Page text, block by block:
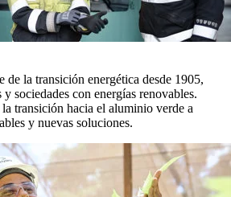
de la transición energética desde 1905,
sociedades con energías renovables.
transición hacia el aluminio verde a
y nuevas soluciones.